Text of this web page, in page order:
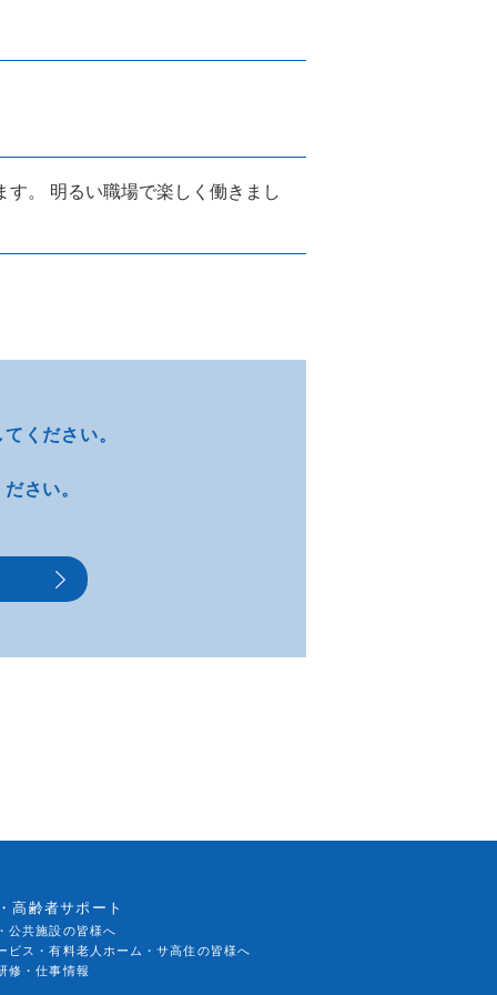
。 明るい職場で楽しく働きまし
ください。
さい。
高齢者サポート
公共施設の皆様へ
ビス・有料老人ホーム・サ高住の皆様へ
修・仕事情報